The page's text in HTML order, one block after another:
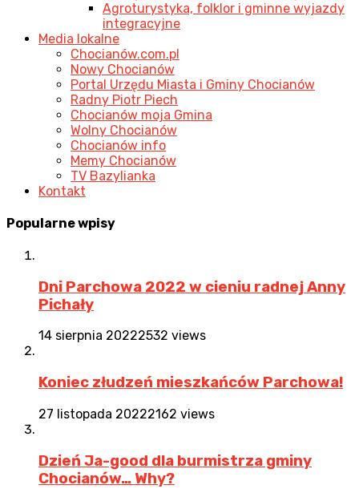
Agroturystyka, folklor i gminne wyjazdy
integracyjne
Media lokalne
Chocianów.com.pl
Nowy Chocianów
Portal Urzędu Miasta i Gminy Chocianów
Radny Piotr Piech
Chocianów moja Gmina
Wolny Chocianów
Chocianów info
Memy Chocianów
TV Bazylianka
Kontakt
Popularnewpisy
Dni Parchowa 2022 w cieniu radnej Anny
Pichały
14 sierpnia 20222532 views
Koniec złudzeń mieszkańców Parchowa!
27 listopada 20222162 views
Dzień Ja-good dla burmistrza gminy
Chocianów… Why?